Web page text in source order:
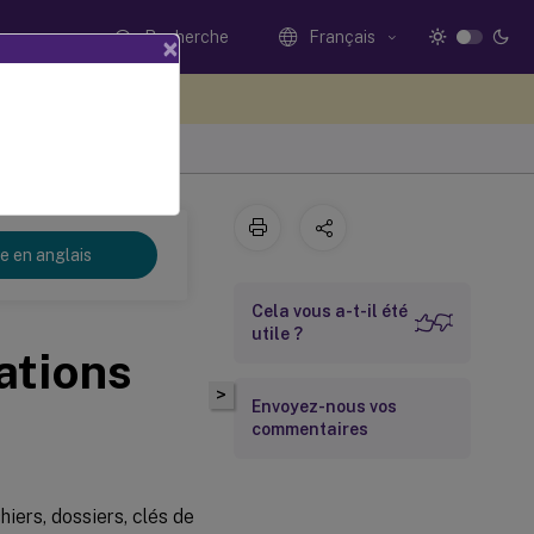
Recherche Français
en anglais
dossiers, clés de
>
Cela vous a-t-il été
utile ?
Envoyez-nous vos
commentaires
×